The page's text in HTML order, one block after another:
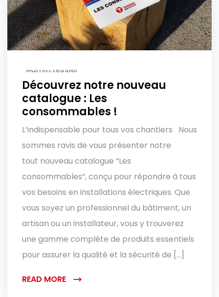
Admin.tessier
Découvrez notre nouveau
catalogue : Les
consommables !
L’indispensable pour tous vos chantiers Nous
sommes ravis de vous présenter notre
tout nouveau catalogue “Les
consommables”, conçu pour répondre à tous
vos besoins en installations électriques. Que
vous soyez un professionnel du bâtiment, un
artisan ou un installateur, vous y trouverez
une gamme complète de produits essentiels
pour assurer la qualité et la sécurité de […]
READ MORE